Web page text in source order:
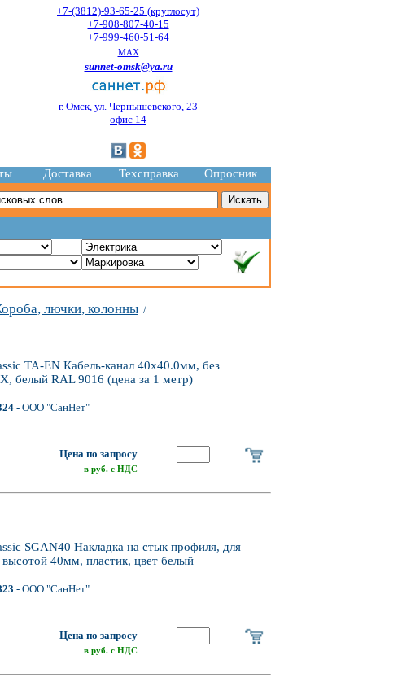
+7-(3812)-93-65-25 (круглосут)
+7-908-807-40-15
+7-999-460-51-64
MAX
sunnet-omsk@ya.ru
г. Омск, ул. Чернышевского, 23
офис 14
Доставка Техсправка Опросник
лючки, колонны /
TA-EN Кабель-канал 40х40.0мм, без
белый RAL 9016 (цена за 1 метр)
- ООО "СанНет"
Цена по запросу
в руб. с НДС
SGAN40 Накладка на стык профиля, для
40мм, пластик, цвет белый
- ООО "СанНет"
Цена по запросу
в руб. с НДС